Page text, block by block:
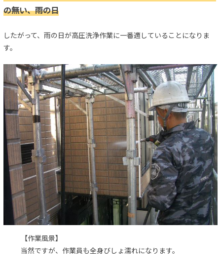
の無い、雨の日
したがって、雨の日が高圧洗浄作業に一番適していることになりま
す。
【作業風景】
当然ですが、作業員も全身びしょ濡れになります。